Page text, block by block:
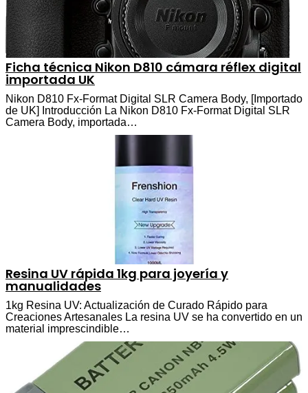
Ficha técnica Nikon D810 cámara réflex digital
importada UK
Nikon D810 Fx-Format Digital SLR Camera Body, [Importado
de UK] Introducción La Nikon D810 Fx-Format Digital SLR
Camera Body, importada…
Resina UV rápida 1kg para joyería y
manualidades
1kg Resina UV: Actualización de Curado Rápido para
Creaciones Artesanales La resina UV se ha convertido en un
material imprescindible…